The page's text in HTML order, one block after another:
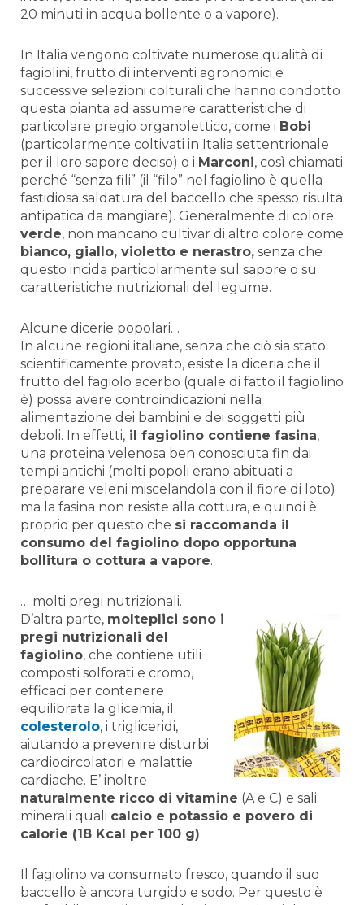
20 minuti in acqua bollente o a vapore).
In Italia vengono coltivate numerose qualità di
fagiolini, frutto di interventi agronomici e
successive selezioni colturali che hanno condotto
questa pianta ad assumere caratteristiche di
particolare pregio organolettico, come i Bobi
(particolarmente coltivati in Italia settentrionale
per il loro sapore deciso) o i Marconi, così chiamati
perché “senza fili” (il “filo” nel fagiolino è quella
fastidiosa saldatura del baccello che spesso risulta
antipatica da mangiare). Generalmente di colore
verde, non mancano cultivar di altro colore come
bianco, giallo, violetto e nerastro, senza che
questo incida particolarmente sul sapore o su
caratteristiche nutrizionali del legume.
Alcune dicerie popolari…
In alcune regioni italiane, senza che ciò sia stato
scientificamente provato, esiste la diceria che il
frutto del fagiolo acerbo (quale di fatto il fagiolino
è) possa avere controindicazioni nella
alimentazione dei bambini e dei soggetti più
deboli. In effetti, il fagiolino contiene fasina,
una proteina velenosa ben conosciuta fin dai
tempi antichi (molti popoli erano abituati a
preparare veleni miscelandola con il fiore di loto)
ma la fasina non resiste alla cottura, e quindi è
proprio per questo che si raccomanda il
consumo del fagiolino dopo opportuna
bollitura o cottura a vapore.
… molti pregi nutrizionali.
D’altra parte, molteplici sono i
pregi nutrizionali del
fagiolino, che contiene utili
composti solforati e cromo,
efficaci per contenere
equilibrata la glicemia, il
colesterolo, i trigliceridi,
aiutando a prevenire disturbi
cardiocircolatori e malattie
cardiache. E’ inoltre
naturalmente ricco di vitamine (A e C) e sali
minerali quali calcio e potassio e povero di
calorie (18 Kcal per 100 g).
Il fagiolino va consumato fresco, quando il suo
baccello è ancora turgido e sodo. Per questo è